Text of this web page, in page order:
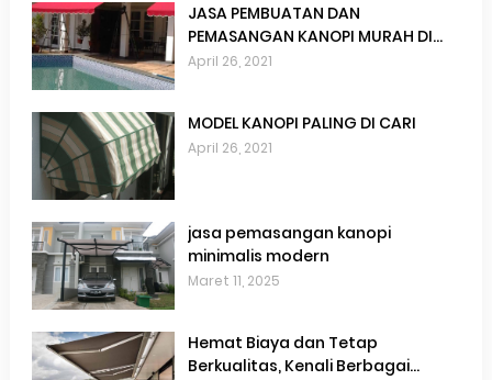
JASA PEMBUATAN DAN
PEMASANGAN KANOPI MURAH DI
BOGOR
April 26, 2021
MODEL KANOPI PALING DI CARI
April 26, 2021
jasa pemasangan kanopi
minimalis modern
Maret 11, 2025
Hemat Biaya dan Tetap
Berkualitas, Kenali Berbagai